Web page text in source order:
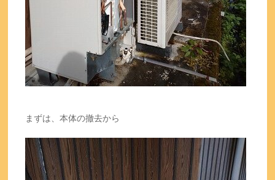
まずは、本体の撤去から